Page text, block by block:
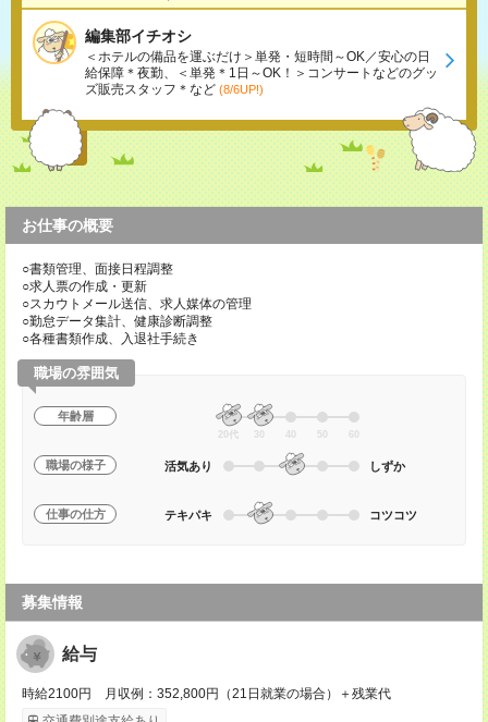
編集部イチオシ
＜ホテルの備品を運ぶだけ＞単発・短時間～OK／安心の日
給保障＊夜勤、＜単発＊1日～OK！＞コンサートなどのグッ
ズ販売スタッフ＊など (8/6UP!)
お仕事の概要
○書類管理、面接日程調整
○求人票の作成・更新
○スカウトメール送信、求人媒体の管理
○勤怠データ集計、健康診断調整
○各種書類作成、入退社手続き
職場の雰囲気
年齢層
20代 30 40 50 60
職場の様子 活気あり しずか
仕事の仕方 テキパキ コツコツ
募集情報
給与
時給2100円 月収例：352,800円（21日就業の場合）＋残業代